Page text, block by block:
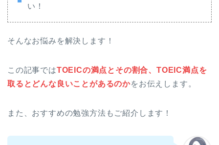
い！
そんなお悩みを解決します！
この記事ではTOEICの満点とその割合、TOEIC満点を
取るとどんな良いことがあるのかをお伝えします。
また、おすすめの勉強方法もご紹介します！